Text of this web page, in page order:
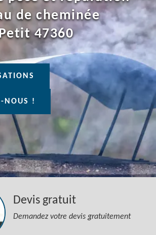
de cheminée
47360
NOUS !
Devis gratuit
Demandez votre devis gratuitement